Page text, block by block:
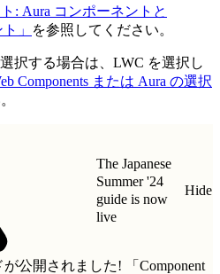
: Aura コンポーネントと
」
を参照してください。
択する場合は、LWC を選択し
Components または Aura の選択
The Japanese
Summer '24
guide is now
live
Hide
が公開されました!
「Component